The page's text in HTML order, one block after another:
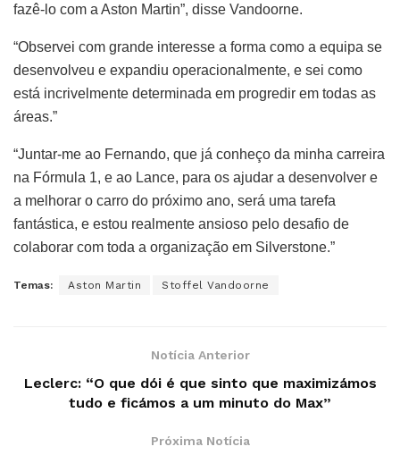
fazê-lo com a Aston Martin”, disse Vandoorne.
“Observei com grande interesse a forma como a equipa se
desenvolveu e expandiu operacionalmente, e sei como
está incrivelmente determinada em progredir em todas as
áreas.”
“Juntar-me ao Fernando, que já conheço da minha carreira
na Fórmula 1, e ao Lance, para os ajudar a desenvolver e
a melhorar o carro do próximo ano, será uma tarefa
fantástica, e estou realmente ansioso pelo desafio de
colaborar com toda a organização em Silverstone.”
Temas: Aston Martin Stoffel Vandoorne
Notícia Anterior
Leclerc: “O que dói é que sinto que maximizámos
tudo e ficámos a um minuto do Max”
Próxima Notícia